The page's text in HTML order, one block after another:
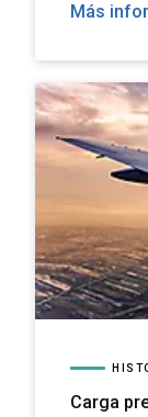
Más
Carga